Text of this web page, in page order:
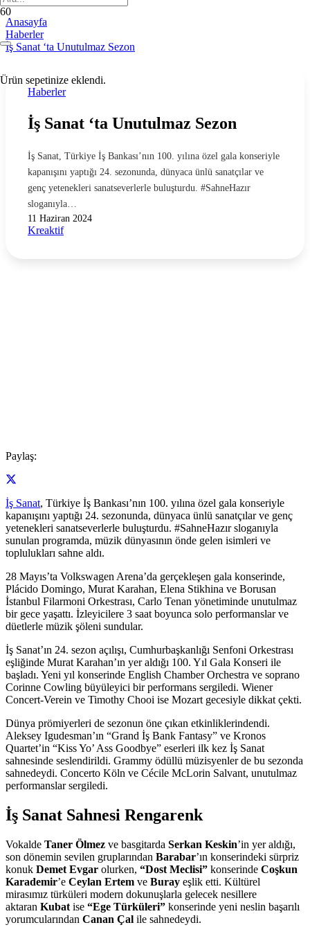
Ürün sepetinize eklendi.
Anasayfa
Haberler
İş Sanat ‘ta Unutulmaz Sezon
Haberler
İş Sanat ‘ta Unutulmaz Sezon
İş Sanat, Türkiye İş Bankası’nın 100. yılına özel gala konseriyle
kapanışını yaptığı 24. sezonunda, dünyaca ünlü sanatçılar ve
genç yetenekleri sanatseverlerle buluşturdu. #SahneHazır
sloganıyla…
11 Haziran 2024
Kreaktif
Paylaş:
İş Sanat, Türkiye İş Bankası’nın 100. yılına özel gala konseriyle
kapanışını yaptığı 24. sezonunda, dünyaca ünlü sanatçılar ve genç
yetenekleri sanatseverlerle buluşturdu. #SahneHazır sloganıyla
sunulan programda, müzik dünyasının önde gelen isimleri ve
toplulukları sahne aldı.
28 Mayıs’ta Volkswagen Arena’da gerçekleşen gala konserinde,
Plácido Domingo, Murat Karahan, Elena Stikhina ve Borusan
İstanbul Filarmoni Orkestrası, Carlo Tenan yönetiminde unutulmaz
bir gece yaşattı. İzleyicilere 3 saat boyunca solo performanslar ve
düetlerle müzik şöleni sundular.
İş Sanat’ın 24. sezon açılışı, Cumhurbaşkanlığı Senfoni Orkestrası
eşliğinde Murat Karahan’ın yer aldığı 100. Yıl Gala Konseri ile
başladı. Yeni yıl konserinde English Chamber Orchestra ve soprano
Corinne Cowling büyüleyici bir performans sergiledi. Wiener
Concert-Verein ve Timothy Chooi ise Mozart gecesiyle dikkat çekti.
Dünya prömiyerleri de sezonun öne çıkan etkinliklerindendi.
Aleksey Igudesman’ın “Grand İş Bank Fantasy” ve Kronos
Quartet’in “Kiss Yo’ Ass Goodbye” eserleri ilk kez İş Sanat
sahnesinde seslendirildi. Grammy ödüllü müzisyenler de bu sezonda
sahnedeydi. Concerto Köln ve Cécile McLorin Salvant, unutulmaz
performanslar sergiledi.
İş Sanat Sahnesi Rengarenk
Vokalde Taner Ölmez ve basgitarda Serkan Keskin’in yer aldığı,
son dönemin sevilen gruplarından Barabar’ın konserindeki sürpriz
konuk Demet Evgar olurken, “Dost Meclisi” konserinde Coşkun
Karademir’e Ceylan Ertem ve Buray eşlik etti. Kültürel
mirasımız türküleri modern dokunuşlarla gelecek nesillere
aktaran Kubat ise “Ege Türküleri” konserinde yeni neslin başarılı
yorumcularından Canan Çal ile sahnedeydi.